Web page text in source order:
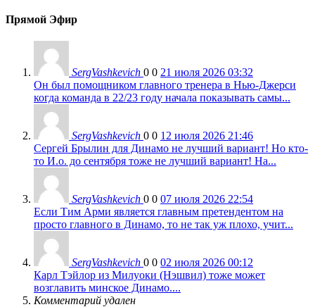
Прямой Эфир
SergVashkevich 0 0 21 июля 2026 03:32
Он был помощником главного тренера в Нью-Джерси
когда команда в 22/23 году начала показывать самы...
SergVashkevich 0 0 12 июля 2026 21:46
Сергей Брылин для Динамо не лучший вариант! Но кто-
то И.о. до сентября тоже не лучший вариант! На...
SergVashkevich 0 0 07 июля 2026 22:54
Если Тим Арми является главным претендентом на
просто главного в Динамо, то не так уж плохо, учит...
SergVashkevich 0 0 02 июля 2026 00:12
Карл Тэйлор из Милуоки (Нэшвил) тоже может
возглавить минское Динамо....
Комментарий удален